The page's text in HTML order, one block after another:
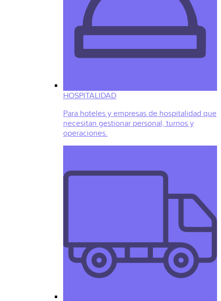
HOSPITALIDAD
Para hoteles y empresas de hospitalidad que
necesitan gestionar personal, turnos y
operaciones.